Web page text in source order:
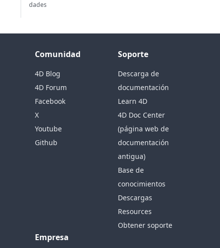
dades
Comunidad
4D Blog
4D Forum
Facebook
X
Youtube
Github
Soporte
Descarga de
documentación
Learn 4D
4D Doc Center
(página web de
documentación
antigua)
Base de
conocimientos
Descargas
Resources
Obtener soporte
Empresa